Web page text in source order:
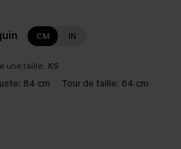
CM IN
une taille: XS
84 cm Tour de taille: 64 cm